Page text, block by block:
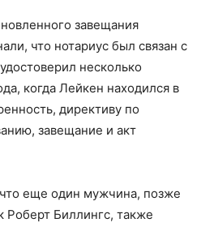
завещания
что нотариус был связан с
несколько
когда Лейкен находился в
директиву по
завещание и акт
еще один мужчина, позже
Роберт Биллингс, также